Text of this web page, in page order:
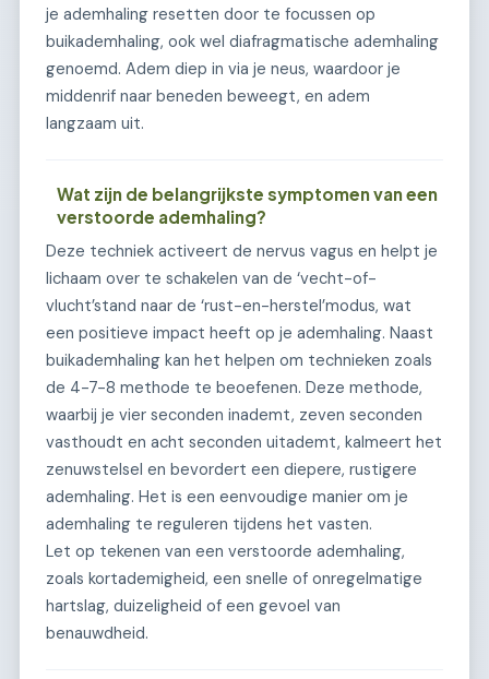
je ademhaling resetten door te focussen op
buikademhaling, ook wel diafragmatische ademhaling
genoemd. Adem diep in via je neus, waardoor je
middenrif naar beneden beweegt, en adem
langzaam uit.
Wat zijn de belangrijkste symptomen van een
verstoorde ademhaling?
Deze techniek activeert de nervus vagus en helpt je
lichaam over te schakelen van de ‘vecht-of-
vlucht’stand naar de ‘rust-en-herstel’modus, wat
een positieve impact heeft op je ademhaling. Naast
buikademhaling kan het helpen om technieken zoals
de 4-7-8 methode te beoefenen. Deze methode,
waarbij je vier seconden inademt, zeven seconden
vasthoudt en acht seconden uitademt, kalmeert het
zenuwstelsel en bevordert een diepere, rustigere
ademhaling. Het is een eenvoudige manier om je
ademhaling te reguleren tijdens het vasten.
Let op tekenen van een verstoorde ademhaling,
zoals kortademigheid, een snelle of onregelmatige
hartslag, duizeligheid of een gevoel van
benauwdheid.